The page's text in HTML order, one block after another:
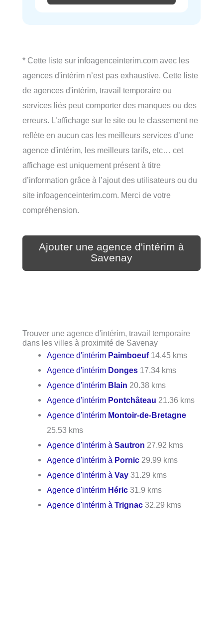
* Cette liste sur infoagenceinterim.com avec les
agences d'intérim n’est pas exhaustive. Cette liste
de agences d'intérim, travail temporaire ou
services liés peut comporter des manques ou des
erreurs. L’affichage sur le site ou le classement ne
reflète en aucun cas les meilleurs services d’une
agence d'intérim, les meilleurs tarifs, etc… cet
affichage est uniquement présent à titre
d’information grâce à l’ajout des utilisateurs ou du
site infoagenceinterim.com. Merci de votre
compréhension.
Ajouter une agence d'intérim à
Savenay
Trouver une agence d'intérim, travail temporaire
dans les villes à proximité de Savenay
Agence d'intérim Paimboeuf14.45 kms
Agence d'intérim Donges 17.34 kms
Agence d'intérim Blain 20.38 kms
Agence d'intérim Pontchâteau 21.36 kms
Agence d'intérim Montoir-de-Bretagne
25.53 kms
Agence d'intérim àSautron 27.92 kms
Agence d'intérim à Pornic 29.99 kms
Agence d'intérim àVay 31.29 kms
Agence d'intérim Héric 31.9 kms
Agence d'intérim àTrignac 32.29 kms